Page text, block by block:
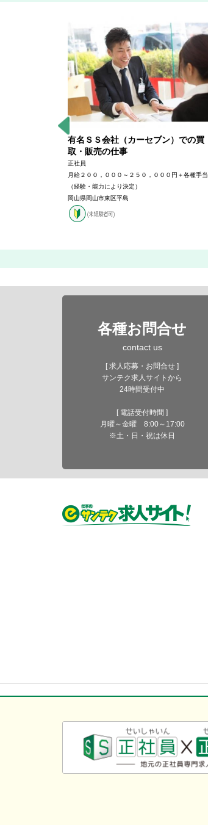
有名ＳＳ会社（カーセブン）での買
取・販売の仕事
正社員
月給２００，０００～２５０，０００円＋各種手当
（経験・能力により決定）
岡山県岡山市東区平島
各種お問合せ
contact us
[ 求人応募・お問合せ ]
サンテク求人サイトから
24時間受付中
[ 電話受付時間 ]
月曜～金曜 8:00～17:00
※土・日・祝は休日